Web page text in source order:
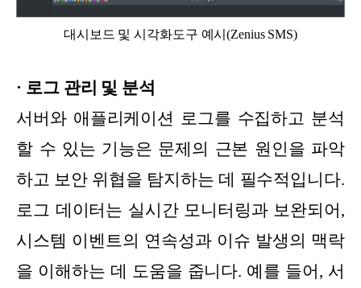
대시보드 및 시각화도구 예시(Zenius SMS)
· 로그 관리 및 분석
서버와 애플리케이션 로그를 수집하고 분석
할 수 있는 기능은 문제의 근본 원인을 파악
하고 보안 위협을 탐지하는 데 필수적입니다.
로그 데이터는 실시간 모니터링과 보완되어,
시스템 이벤트의 연속성과 이슈 발생의 맥락
을 이해하는 데 도움을 줍니다. 예를 들어, 서